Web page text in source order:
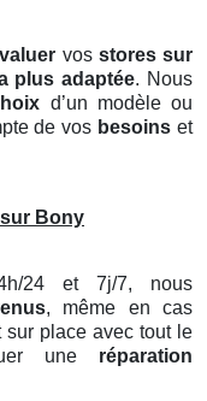
vos stores sur
plus adaptée. Nous
d’un modèle ou
de vos besoins et
Bony
24 et 7j/7, nous
, même en cas
sur place avec tout le
une réparation